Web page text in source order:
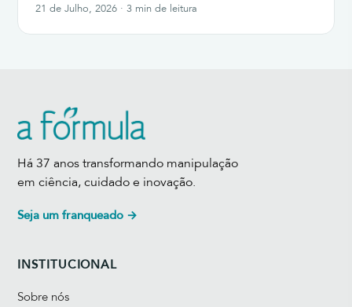
21 de Julho, 2026 · 3 min de leitura
Há 37 anos transformando manipulação
em ciência, cuidado e inovação.
Seja um franqueado →
INSTITUCIONAL
Sobre nós